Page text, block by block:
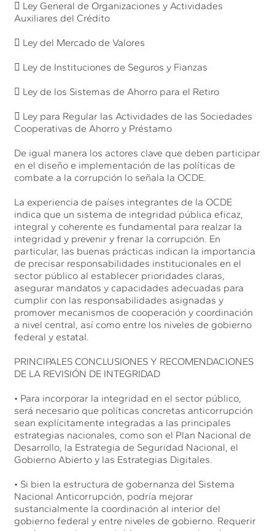
 Ley General de Organizaciones y Actividades
Auxiliares del Crédito
 Ley del Mercado de Valores
 Ley de Instituciones de Seguros y Fianzas
 Ley de los Sistemas de Ahorro para el Retiro
 Ley para Regular las Actividades de las Sociedades
Cooperativas de Ahorro y Préstamo
De igual manera los actores clave que deben participar
en el diseño e implementación de las políticas de
combate a la corrupción lo señala la OCDE.
La experiencia de países integrantes de la OCDE
indica que un sistema de integridad pública eficaz,
integral y coherente es fundamental para realzar la
integridad y prevenir y frenar la corrupción. En
particular, las buenas prácticas indican la importancia
de precisar responsabilidades institucionales en el
sector público al establecer prioridades claras,
asegurar mandatos y capacidades adecuadas para
cumplir con las responsabilidades asignadas y
promover mecanismos de cooperación y coordinación
a nivel central, así como entre los niveles de gobierno
federal y estatal.
PRINCIPALES CONCLUSIONES Y RECOMENDACIONES
DE LA REVISIÓN DE INTEGRIDAD
• Para incorporar la integridad en el sector público,
será necesario que políticas concretas anticorrupción
sean explícitamente integradas a las principales
estrategias nacionales, como son el Plan Nacional de
Desarrollo, la Estrategia de Seguridad Nacional, el
Gobierno Abierto y las Estrategias Digitales.
• Si bien la estructura de gobernanza del Sistema
Nacional Anticorrupción, podría mejorar
sustancialmente la coordinación al interior del
gobierno federal y entre niveles de gobierno. Requerir